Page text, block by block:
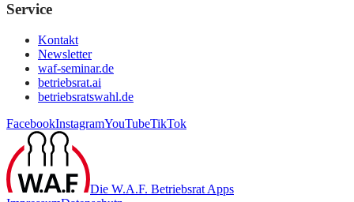
Service
Kontakt
Newsletter
waf-seminar.de
betriebsrat.ai
betriebsratswahl.de
FacebookInstagramYouTubeTikTok
Die W.A.F. Betriebsrat Apps